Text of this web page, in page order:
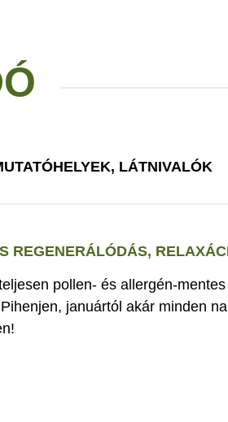
LÁTNIVALÓK
REGENERÁLÓDÁS,
pollen- és allergén-
januártól akár minden